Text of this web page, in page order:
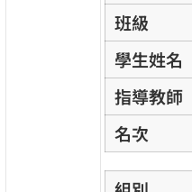
班級
學生姓名
指導教師
名次